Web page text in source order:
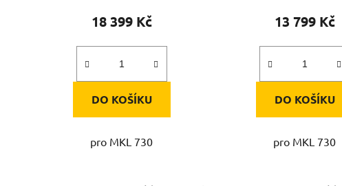
18 399 Kč
DO KOŠÍKU
pro MKL 730
13 799 Kč
DO KOŠÍKU
pro MKL 730